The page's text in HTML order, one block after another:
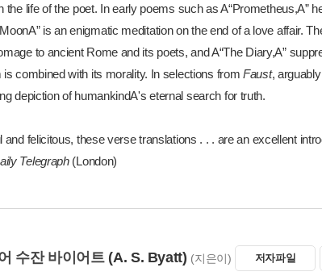
the life of the poet. In early poems such as A“Prometheus,A”
is an enigmatic meditation on the end of a love affair.
to ancient Rome and its poets, and A“The Diary,A”
is combined with its morality. In selections fromFaust,
depiction of humankindA's eternal search for truth.
and felicitous, these verse translations . . . are an excellent
Telegraph(London)
수잔 바이어트(A. S. Byatt) (지은이) 저자파일